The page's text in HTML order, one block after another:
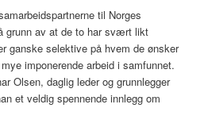
til Norges
grunn av at de to har svært likt
ganske selektive på hvem de ønsker
imponerende arbeid i samfunnet.
Olsen, daglig leder og grunnlegger
et veldig spennende innlegg om